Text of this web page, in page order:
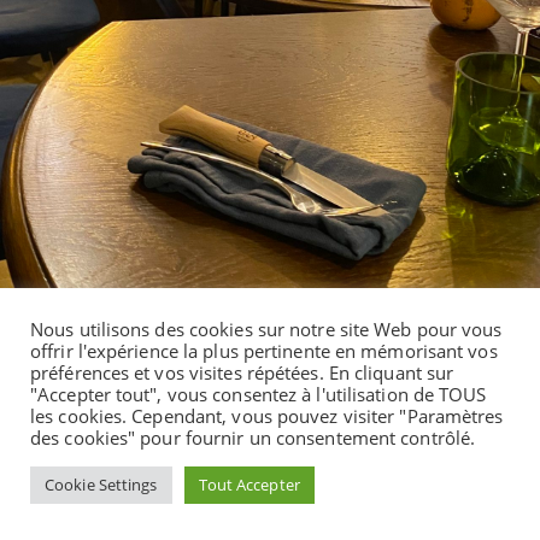
Nous utilisons des cookies sur notre site Web pour vous
offrir l'expérience la plus pertinente en mémorisant vos
préférences et vos visites répétées. En cliquant sur
"Accepter tout", vous consentez à l'utilisation de TOUS
les cookies. Cependant, vous pouvez visiter "Paramètres
des cookies" pour fournir un consentement contrôlé.
Cookie Settings Tout Accepter